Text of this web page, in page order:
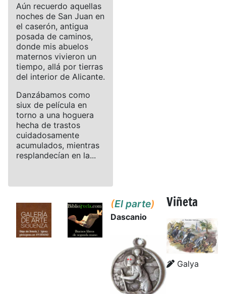
Aún recuerdo aquellas
noches de San Juan en
el caserón, antigua
posada de caminos,
donde mis abuelos
maternos vivieron un
tiempo, allá por tierras
del interior de Alicante.
Danzábamos como
siux de película en
torno a una hoguera
hecha de trastos
cuidadosamente
acumulados, mientras
resplandecían en la...
(El parte)
Dascanio
Viñeta
Details
Details
Galya